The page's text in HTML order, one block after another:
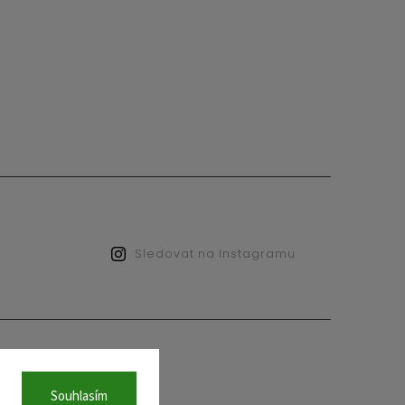
Souhlasím
Sledovat na Instagramu